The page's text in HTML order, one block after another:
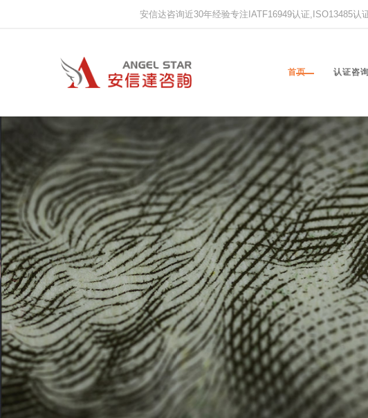
安信达咨询近30年经验专注IATF16949认证,ISO13485
首页 认证咨询
立足深圳，10大